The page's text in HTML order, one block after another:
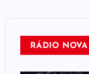
RÁDIO